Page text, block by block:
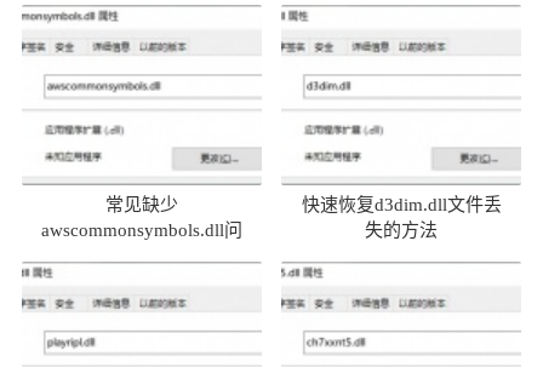
常见缺少
awscommonsymbols.dll问
快速恢复d3dim.dll文件丢
失的方法